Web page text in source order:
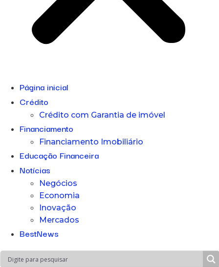
Página inicial
Crédito
Crédito com Garantia de imóvel
Financiamento
Financiamento Imobiliário
Educação Financeira
Notícias
Negócios
Economia
Inovação
Mercados
BestNews